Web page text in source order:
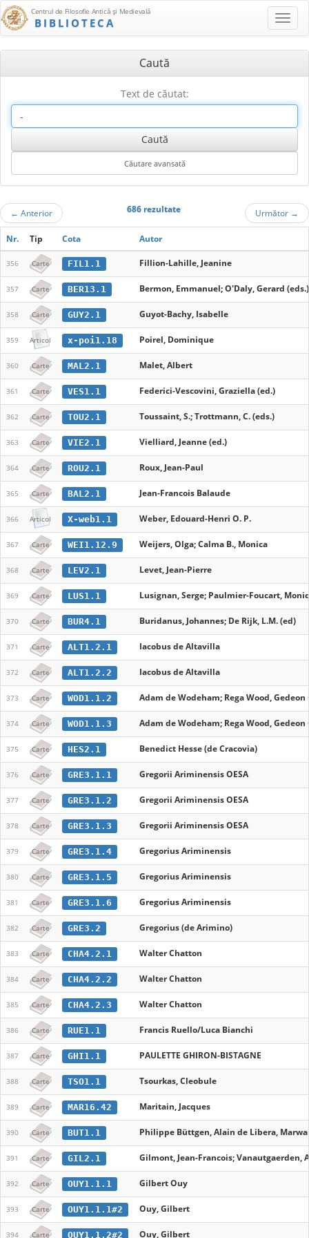
Centrul de Filosofie Antică şi Medievală
BIBLIOTECA
Caută
Text de căutat:
← Anterior 686 rezultate Următor →
Nr. Tip Cota Autor
356 Carte FIL1.1 Fillion-Lahille, Jeanine
357 Carte BER13.1 Bermon, Emmanuel; O'Daly, Gerard (eds.)
358 Carte GUY2.1 Guyot-Bachy, Isabelle
359 Articol x-poi1.18 Poirel, Dominique
360 Carte MAL2.1 Malet, Albert
361 Carte VES1.1 Federici-Vescovini, Graziella (ed.)
362 Carte TOU2.1 Toussaint, S.; Trottmann, C. (eds.)
363 Carte VIE2.1 Vielliard, Jeanne (ed.)
364 Carte ROU2.1 Roux, Jean-Paul
365 Carte BAL2.1 Jean-Francois Balaude
366 Articol X-web1.1 Weber, Edouard-Henri O. P.
367 Carte WEI1.12.9 Weijers, Olga; Calma B., Monica
368 Carte LEV2.1 Levet, Jean-Pierre
369 Carte LUS1.1 Lusignan, Serge; Paulmier-Foucart,
370 Carte BUR4.1 Buridanus, Johannes; De Rijk, L.M. (ed)
371 Carte ALT1.2.1 Iacobus de Altavilla
372 Carte ALT1.2.2 Iacobus de Altavilla
373 Carte WOD1.1.2 Adam de Wodeham; Rega Wood, Gedeon
374 Carte WOD1.1.3 Adam de Wodeham; Rega Wood, Gedeon
375 Carte HES2.1 Benedict Hesse (de Cracovia)
376 Carte GRE3.1.1 Gregorii Ariminensis OESA
377 Carte GRE3.1.2 Gregorii Ariminensis OESA
378 Carte GRE3.1.3 Gregorii Ariminensis OESA
379 Carte GRE3.1.4 Gregorius Ariminensis
380 Carte GRE3.1.5 Gregorius Ariminensis
381 Carte GRE3.1.6 Gregorius Ariminensis
382 Carte GRE3.2 Gregorius (de Arimino)
383 Carte CHA4.2.1 Walter Chatton
384 Carte CHA4.2.2 Walter Chatton
385 Carte CHA4.2.3 Walter Chatton
386 Carte RUE1.1 Francis Ruello/Luca Bianchi
387 Carte GHI1.1 PAULETTE GHIRON-BISTAGNE
388 Carte TSO1.1 Tsourkas, Cleobule
389 Carte MAR16.42 Maritain, Jacques
390 Carte BUT1.1 Philippe Büttgen, Alain de Libera,
391 Carte GIL2.1 Gilmont, Jean-Francois; Vanautgaerden,
392 Carte OUY1.1.1 Gilbert Ouy
393 Carte OUY1.1.1#2 Ouy, Gilbert
394 Carte OUY1.1.2#2 Ouy, Gilbert